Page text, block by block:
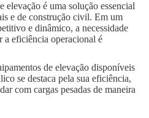
elevação é uma solução essencial
e de construção civil. Em um
e dinâmico, a necessidade
a eficiência operacional é
de elevação disponíveis
se destaca pela sua eficiência,
com cargas pesadas de maneira